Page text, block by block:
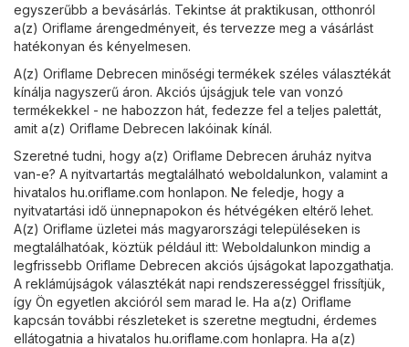
egyszerűbb a bevásárlás. Tekintse át praktikusan, otthonról
a(z) Oriflame árengedményeit, és tervezze meg a vásárlást
hatékonyan és kényelmesen.
A(z) Oriflame Debrecen minőségi termékek széles választékát
kínálja nagyszerű áron. Akciós újságjuk tele van vonzó
termékekkel - ne habozzon hát, fedezze fel a teljes palettát,
amit a(z) Oriflame Debrecen lakóinak kínál.
Szeretné tudni, hogy a(z) Oriflame Debrecen áruház nyitva
van-e? A nyitvartartás megtalálható weboldalunkon, valamint a
hivatalos hu.oriflame.com honlapon. Ne feledje, hogy a
nyitvatartási idő ünnepnapokon és hétvégéken eltérő lehet.
A(z) Oriflame üzletei más magyarországi településeken is
megtalálhatóak, köztük például itt: Weboldalunkon mindig a
legfrissebb Oriflame Debrecen akciós újságokat lapozgathatja.
A reklámújságok választékát napi rendszerességgel frissítjük,
így Ön egyetlen akcióról sem marad le. Ha a(z) Oriflame
kapcsán további részleteket is szeretne megtudni, érdemes
ellátogatnia a hivatalos hu.oriflame.com honlapra. Ha a(z)